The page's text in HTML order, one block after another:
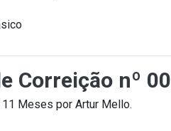
Correição nº
Meses por Artur Mello.